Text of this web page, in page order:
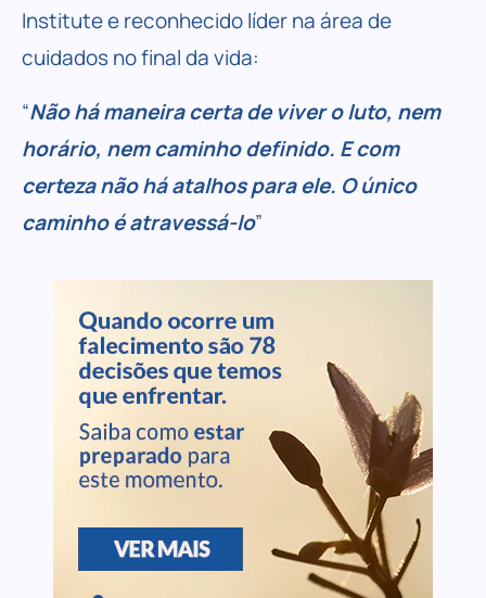
Institutee reconhecido líder na área de
cuidados no final da vida:
“Não há maneira certa de viver o luto, nem
horário, nem caminho definido. E com
certeza não há atalhos para ele. O único
caminho é atravessá-lo”